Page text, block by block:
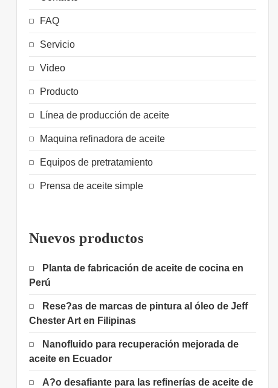
FAQ
Servicio
Video
Producto
Línea de producción de aceite
Maquina refinadora de aceite
Equipos de pretratamiento
Prensa de aceite simple
Nuevos productos
Planta de fabricación de aceite de cocina en
Perú
Rese?as de marcas de pintura al óleo de Jeff
Chester Art en Filipinas
Nanofluido para recuperación mejorada de
aceite en Ecuador
A?o desafiante para las refinerías de aceite de